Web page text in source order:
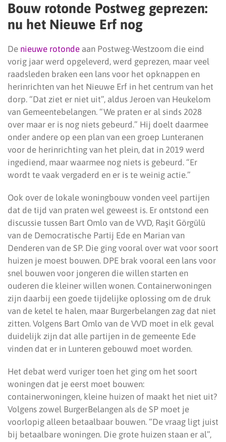
Bouw rotonde Postweg geprezen:
nu het Nieuwe Erf nog
De nieuwe rotonde aan Postweg-Westzoom die eind
vorig jaar werd opgeleverd, werd geprezen, maar veel
raadsleden braken een lans voor het opknappen en
herinrichten van het Nieuwe Erf in het centrum van het
dorp. “Dat ziet er niet uit”, aldus Jeroen van Heukelom
van Gemeentebelangen. “We praten er al sinds 2028
over maar er is nog niets gebeurd.” Hij doelt daarmee
onder andere op een plan van een groep Lunteranen
voor de herinrichting van het plein, dat in 2019 werd
ingediend, maar waarmee nog niets is gebeurd. “Er
wordt te vaak vergaderd en er is te weinig actie.”
Ook over de lokale woningbouw vonden veel partijen
dat de tijd van praten wel geweest is. Er ontstond een
discussie tussen Bart Omlo van de VVD, Raşit Görgülü
van de Democratische Partij Ede en Marian van
Denderen van de SP. Die ging vooral over wat voor soort
huizen je moest bouwen. DPE brak vooral een lans voor
snel bouwen voor jongeren die willen starten en
ouderen die kleiner willen wonen. Containerwoningen
zijn daarbij een goede tijdelijke oplossing om de druk
van de ketel te halen, maar Burgerbelangen zag dat niet
zitten. Volgens Bart Omlo van de VVD moet in elk geval
duidelijk zijn dat alle partijen in de gemeente Ede
vinden dat er in Lunteren gebouwd moet worden.
Het debat werd vuriger toen het ging om het soort
woningen dat je eerst moet bouwen:
containerwoningen, kleine huizen of maakt het niet uit?
Volgens zowel BurgerBelangen als de SP moet je
voorlopig alleen betaalbaar bouwen. “De vraag ligt juist
bij betaalbare woningen. Die grote huizen staan er al”,